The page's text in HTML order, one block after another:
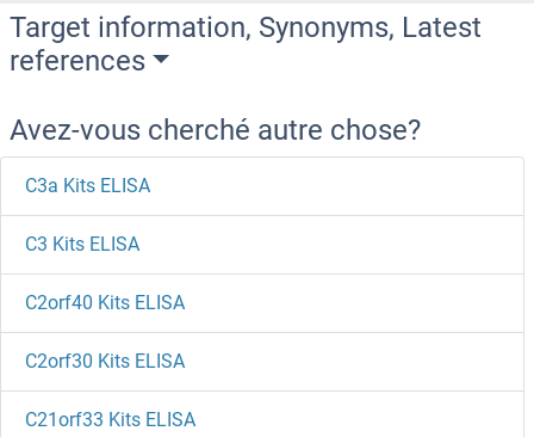
Target information, Synonyms, Latest
references
Avez-vous cherché autre chose?
C3a Kits ELISA
C3 Kits ELISA
C2orf40 Kits ELISA
C2orf30 Kits ELISA
C21orf33 Kits ELISA